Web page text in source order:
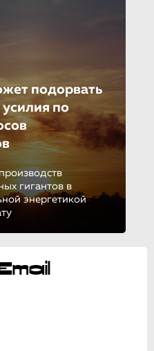
подорвать
по
гигантов в
энергетикой